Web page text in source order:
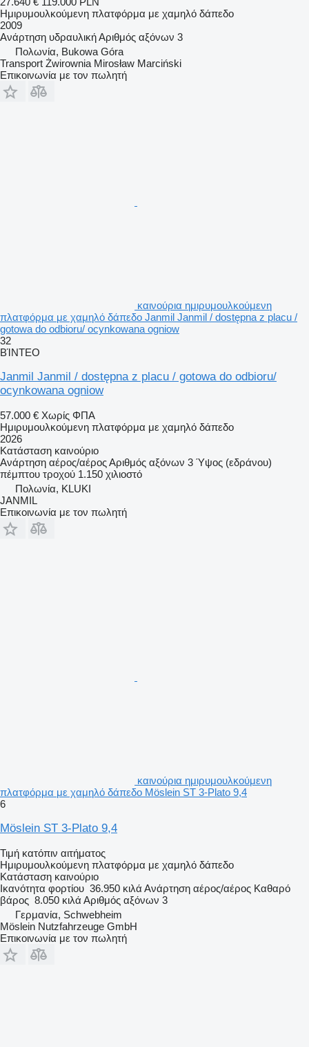
Ημιρυμουλκούμενη πλατφόρμα με χαμηλό δάπεδο
2009
Ανάρτηση υδραυλικήΑριθμός αξόνων 3
Πολωνία, Bukowa Góra
Transport Żwirownia Mirosław Marciński
Επικοινωνία με τον πωλητή
καινούρια ημιρυμουλκούμενη
πλατφόρμα με χαμηλό δάπεδο Janmil Janmil / dostępna z placu /
gotowa do odbioru/ ocynkowana ogniow
32
ΒΊΝΤΕΟ
Janmil Janmil / dostępna z placu / gotowa do odbioru/
ocynkowana ogniow
57.000 € Χωρίς ΦΠΑ
Ημιρυμουλκούμενη πλατφόρμα με χαμηλό δάπεδο
2026
Κατάσταση καινούριο
Ανάρτηση αέρος/αέροςΑριθμός αξόνων 3 Ύψος (εδράνου)
πέμπτου τροχού 1.150 χιλιοστό
Πολωνία, KLUKI
JANMIL
Επικοινωνία με τον πωλητή
καινούρια ημιρυμουλκούμενη
πλατφόρμα με χαμηλό δάπεδο Möslein ST 3-Plato 9,4
6
Möslein ST 3-Plato 9,4
Τιμή κατόπιν αιτήματος
Ημιρυμουλκούμενη πλατφόρμα με χαμηλό δάπεδο
Κατάσταση καινούριο
Ικανότητα φορτίου 36.950 κιλά Ανάρτηση αέρος/αέρος Καθαρό
βάρος 8.050 κιλά Αριθμός αξόνων 3
Γερμανία, Schwebheim
Möslein Nutzfahrzeuge GmbH
Επικοινωνία με τον πωλητή